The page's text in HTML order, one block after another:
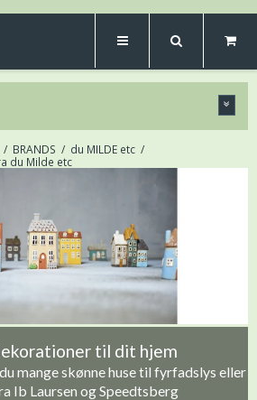
/ BRANDS / du MILDE etc /
du Milde etc
til dit hjem
mange skønne huse til fyrfadslys eller
Ib Laursen og Speedtsberg